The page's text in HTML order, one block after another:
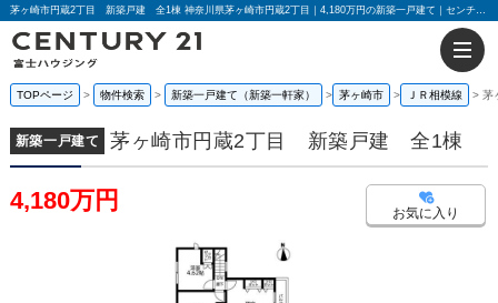
茅ヶ崎市円蔵2丁目 新築戸建 全1棟 神奈川県茅ヶ崎市円蔵2丁目｜4,180万円の新築一戸建て｜センチュリー21富士ハウジング
TOPページ 物件検索 新築一戸建て（新築一軒家） 茅ヶ崎市 ＪＲ相模線 茅
新築一戸建て 茅ヶ崎市円蔵2丁目 新築戸建 全1棟
4,180万円 お気に入り